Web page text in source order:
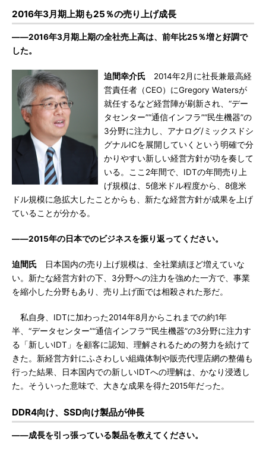
2016年3月期上期も25％の売り上げ成長
――2016年3月期上期の全社売上高は、前年比25％増と好調で
した。
迫間幸介氏 2014年2月に社長兼最高経
営責任者（CEO）にGregory Watersが
就任するなど経営陣が刷新され、“デー
タセンター”“通信インフラ”“民生機器”の
3分野に注力し、アナログ/ミックスドシ
グナルICを展開していくという明確で分
かりやすい新しい経営方針が功を奏して
いる。ここ2年間で、IDTの年間売り上
げ規模は、5億米ドル程度から、8億米
ドル規模に急拡大したことからも、新たな経営方針が成果を上げ
ていることが分かる。
――2015年の日本でのビジネスを振り返ってください。
迫間氏 日本国内の売り上げ規模は、全社業績ほど増えていな
い。新たな経営方針の下、3分野への注力を強めた一方で、事業
を縮小した分野もあり、売り上げ面では相殺された形だ。
私自身、IDTに加わった2014年8月からこれまでの約1年
半、“データセンター”“通信インフラ”“民生機器”の3分野に注力す
る「新しいIDT」を顧客に認知、理解されるための努力を続けて
きた。新経営方針にふさわしい組織体制や販売代理店網の整備も
行った結果、日本国内での新しいIDTへの理解は、かなり浸透し
た。そういった意味で、大きな成果を得た2015年だった。
DDR4向け、SSD向け製品が伸長
――成長を引っ張っている製品を教えてください。